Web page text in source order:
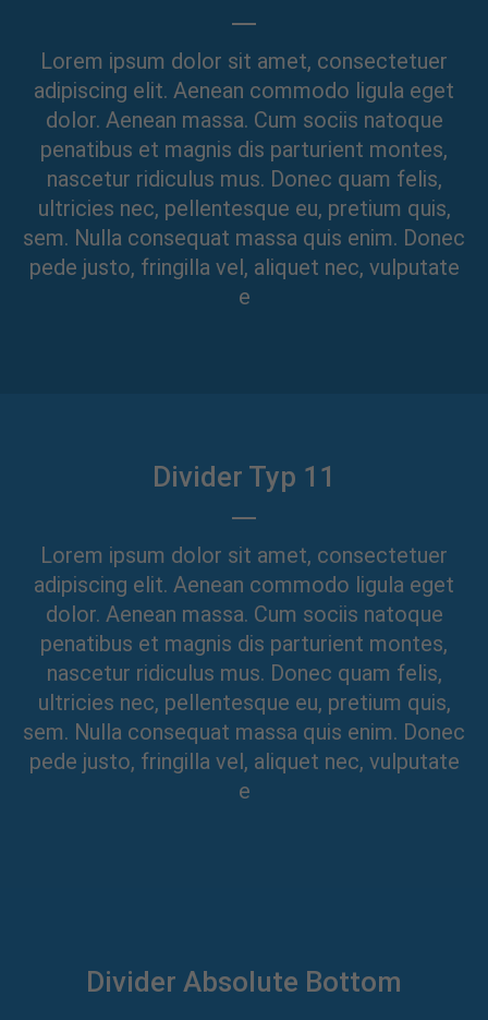
Lorem ipsum dolor sit amet, consectetuer
adipiscing elit. Aenean commodo ligula eget
dolor. Aenean massa. Cum sociis natoque
penatibus et magnis dis parturient montes,
nascetur ridiculus mus. Donec quam felis,
ultricies nec, pellentesque eu, pretium quis,
sem. Nulla consequat massa quis enim. Donec
pede justo, fringilla vel, aliquet nec, vulputate
e
Divider Typ 11
Lorem ipsum dolor sit amet, consectetuer
adipiscing elit. Aenean commodo ligula eget
dolor. Aenean massa. Cum sociis natoque
penatibus et magnis dis parturient montes,
nascetur ridiculus mus. Donec quam felis,
ultricies nec, pellentesque eu, pretium quis,
sem. Nulla consequat massa quis enim. Donec
pede justo, fringilla vel, aliquet nec, vulputate
e
Divider Absolute Bottom